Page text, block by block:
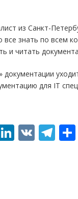
из Санкт-
все знать по всем
и читать
документации
для IT
LinkedIn
VK